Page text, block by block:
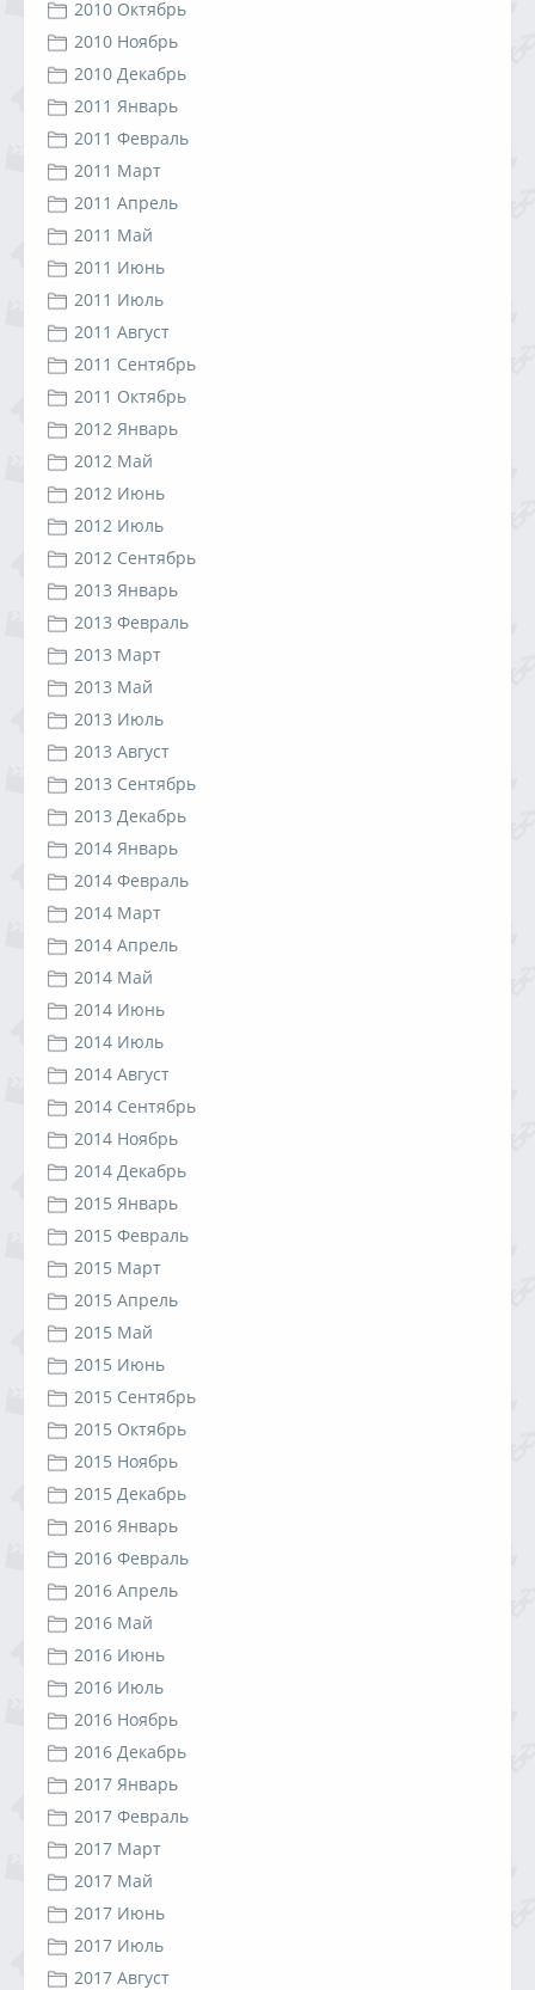
2010 Октябрь
2010 Ноябрь
2010 Декабрь
2011 Январь
2011 Февраль
2011 Март
2011 Апрель
2011 Май
2011 Июнь
2011 Июль
2011 Август
2011 Сентябрь
2011 Октябрь
2012 Январь
2012 Май
2012 Июнь
2012 Июль
2012 Сентябрь
2013 Январь
2013 Февраль
2013 Март
2013 Май
2013 Июль
2013 Август
2013 Сентябрь
2013 Декабрь
2014 Январь
2014 Февраль
2014 Март
2014 Апрель
2014 Май
2014 Июнь
2014 Июль
2014 Август
2014 Сентябрь
2014 Ноябрь
2014 Декабрь
2015 Январь
2015 Февраль
2015 Март
2015 Апрель
2015 Май
2015 Июнь
2015 Сентябрь
2015 Октябрь
2015 Ноябрь
2015 Декабрь
2016 Январь
2016 Февраль
2016 Апрель
2016 Май
2016 Июнь
2016 Июль
2016 Ноябрь
2016 Декабрь
2017 Январь
2017 Февраль
2017 Март
2017 Май
2017 Июнь
2017 Июль
2017 Август